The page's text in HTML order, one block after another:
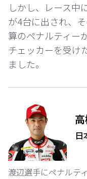
しかし、レース中
が4台に出され、
算のペナルティー
チェッカーを受け
ました。
日
渡辺選手にペナルテ